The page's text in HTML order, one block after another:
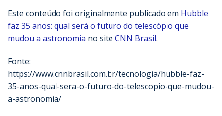
Este conteúdo foi originalmente publicado em Hubble
faz 35 anos: qual será o futuro do telescópio que
mudou a astronomia no site CNN Brasil.
Fonte:
https://www.cnnbrasil.com.br/tecnologia/hubble-faz-
35-anos-qual-sera-o-futuro-do-telescopio-que-mudou-
a-astronomia/